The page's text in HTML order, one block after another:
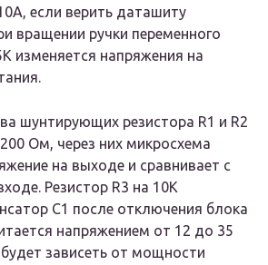
если верить даташиту
вращении ручки переменного
изменяется напряжения на
шунтирующих резистора R1 и R2
Ом, через них микросхема
на выходе и сравнивает с
Резистор R3 на 10К
С1 после отключения блока
напряжением от 12 до 35
зависеть от мощности